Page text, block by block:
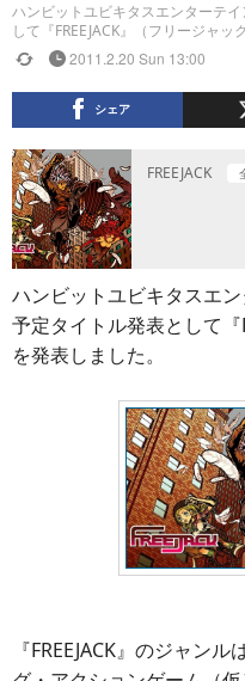
ハンビットユビキタスエンターテ
して『FREEJACK』（フリージャッ
2011.2.20 Sun 13:00
シェア
FREEJACK
ハンビットユビキタスエ
予定タイトル発表として『
を発表しました。
『FREEJACK』のジャン